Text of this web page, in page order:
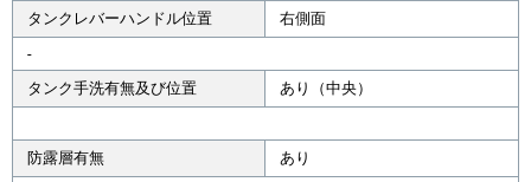
タンクレバーハンドル位置
右側面
-
タンク手洗有無及び位置
あり（中央）
防露層有無
あり